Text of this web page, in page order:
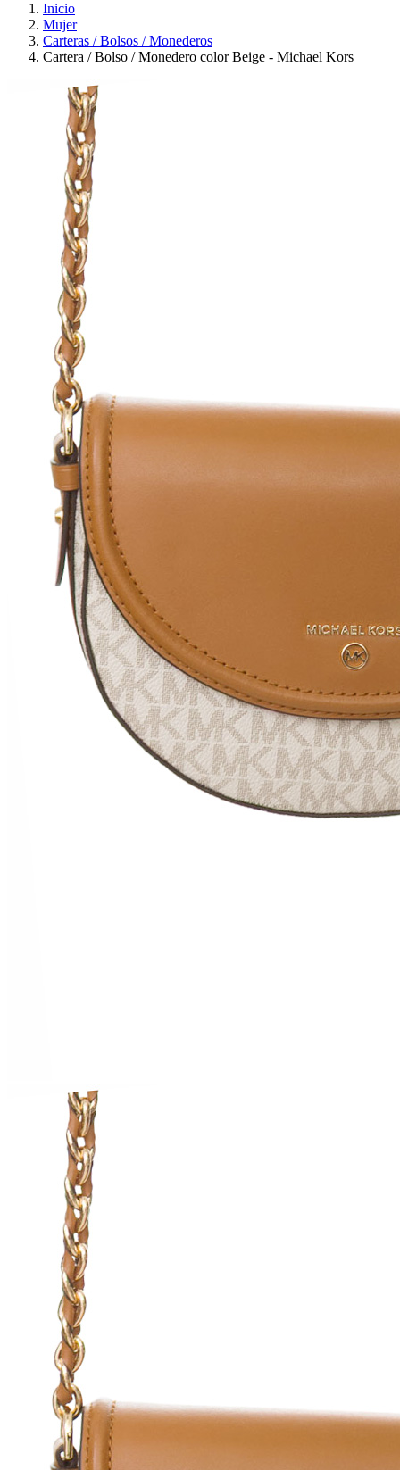
Inicio
Mujer
Carteras / Bolsos / Monederos
Cartera / Bolso / Monedero color Beige - Michael Kors